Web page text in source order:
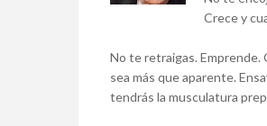
Crece y
No te retraigas. Emprende.
sea más que aparente.
tendrás la musculatura